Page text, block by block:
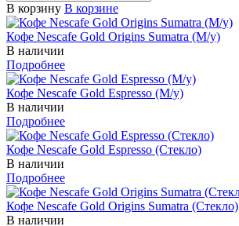
В корзину В корзине
Кофе Nescafe Gold Origins Sumatra (М/у)
В наличии
Подробнее
Кофе Nescafe Gold Espresso (М/у)
В наличии
Подробнее
Кофе Nescafe Gold Espresso (Стекло)
В наличии
Подробнее
Кофе Nescafe Gold Origins Sumatra (Стекло)
В наличии